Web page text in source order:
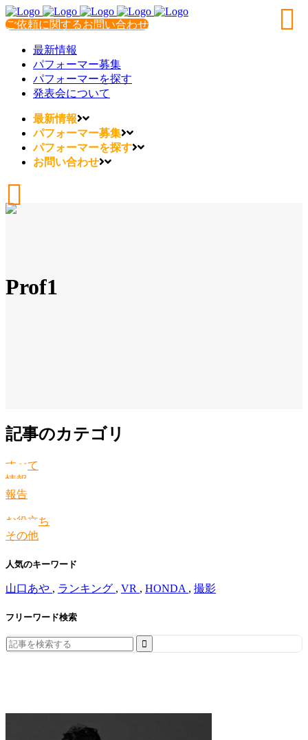
ご依頼に関するお問い合わせ
最新情報
パフォーマー募集
パフォーマーを探す
発表会について
最新情報
パフォーマー募集
パフォーマーを探す
お問い合わせ
Prof1
記事のカテゴリ
すべて
情報
報告
お役立ち
その他
人気のキーワード
山口あや , ランキング , VR , HONDA , 撮影
フリーワード検索
Search
for: